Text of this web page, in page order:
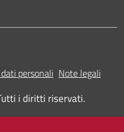
personali Note legali
i diritti riservati.